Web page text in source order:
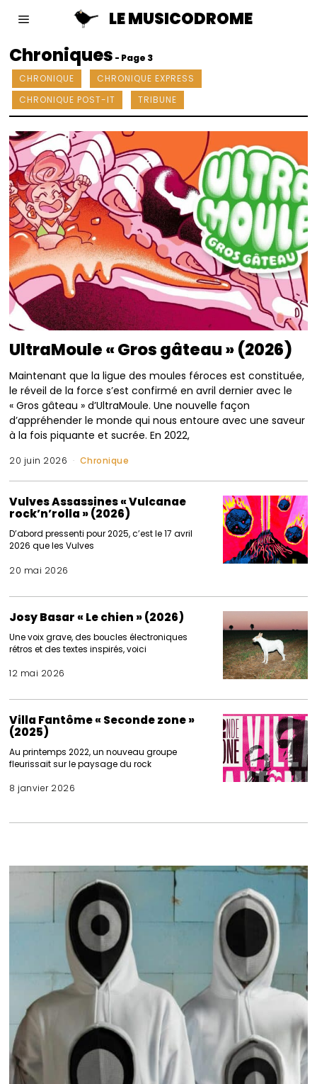
LE MUSICODROME
Chroniques - Page 3
CHRONIQUE
CHRONIQUE EXPRESS
CHRONIQUE POST-IT
TRIBUNE
UltraMoule « Gros gâteau » (2026)
Maintenant que la ligue des moules féroces est constituée,
le réveil de la force s’est confirmé en avril dernier avec le
« Gros gâteau » d’UltraMoule. Une nouvelle façon
d’appréhender le monde qui nous entoure avec une saveur
à la fois piquante et sucrée. En 2022,
20 juin 2026 Chronique
Vulves Assassines « Vulcanae
rock’n’rolla » (2026)
D’abord pressenti pour 2025, c’est le 17 avril
2026 que les Vulves
20 mai 2026
Josy Basar « Le chien » (2026)
Une voix grave, des boucles électroniques
rétros et des textes inspirés, voici
12 mai 2026
Villa Fantôme « Seconde zone »
(2025)
Au printemps 2022, un nouveau groupe
fleurissait sur le paysage du rock
8 janvier 2026